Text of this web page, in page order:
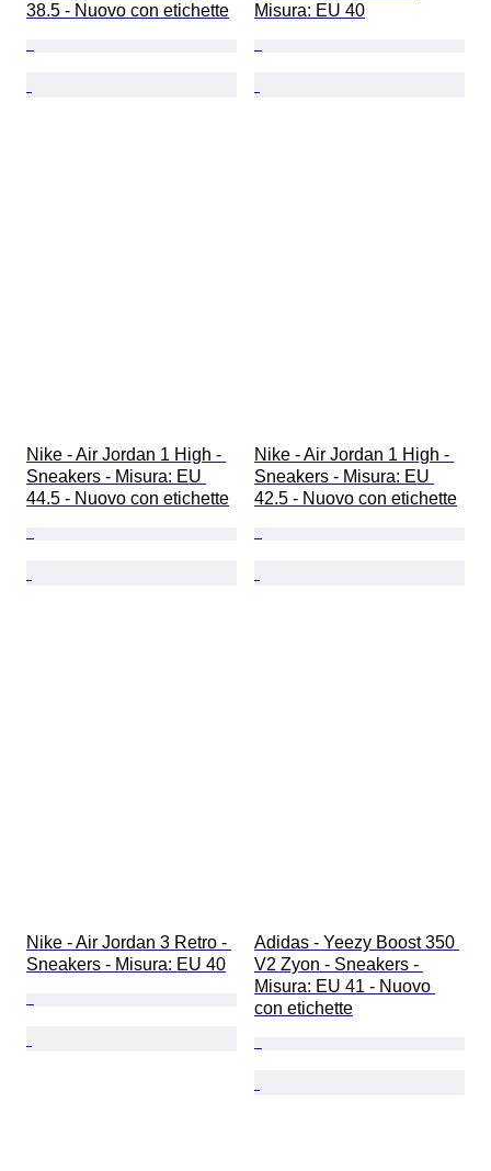
38.5 - Nuovo con etichette
Misura: EU 40
Nike - Air Jordan 1 High -
Sneakers - Misura: EU
44.5 - Nuovo con etichette
Nike - Air Jordan 1 High -
Sneakers - Misura: EU
42.5 - Nuovo con etichette
Nike - Air Jordan 3 Retro -
Sneakers - Misura: EU 40
Adidas - Yeezy Boost 350
V2 Zyon - Sneakers -
Misura: EU 41 - Nuovo
con etichette